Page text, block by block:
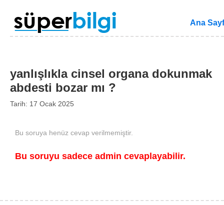
Ana
yanlışlıkla cinsel organa dokunmak
abdesti bozar mı ?
Tarih: 17 Ocak 2025
Bu soruya henüz cevap verilmemiştir.
Bu soruyu sadece admin cevaplayabilir.